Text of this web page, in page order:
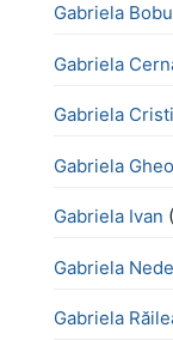
Gabriela Bobu
Gabriela
Gabriela
Gabriela
Gabriela Ivan
Gabriela
Gabriela